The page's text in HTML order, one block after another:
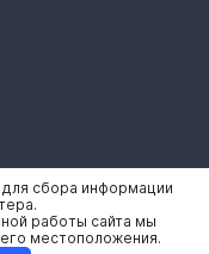
сбора информации
работы сайта мы
местоположения.